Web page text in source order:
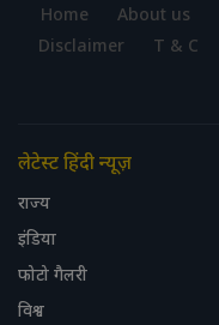
Home About us
Disclaimer
T & C
लेटेस्ट हिंदी न्यूज़
राज्य
इंडिया
फोटो गैलरी
विश्व